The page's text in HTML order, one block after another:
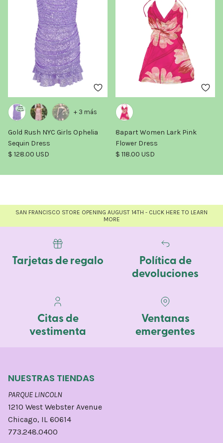
Gold Rush NYC Girls Ophelia
Sequin Dress
Precio normal
$ 128.00 USD
+ 3 más
8apart Women Lark Pink
Flower Dress
Precio normal
$ 118.00 USD
SAN FRANCISCO STORE OPENING AUGUST 14TH - CLICK HERE TO LEARN
MORE
Tarjetas de regalo
Política de
devoluciones
Citas de
vestimenta
Ventanas
emergentes
NUESTRAS TIENDAS
PARQUE LINCOLN
1210 West Webster Avenue
Chicago, IL 60614
773.248.0400